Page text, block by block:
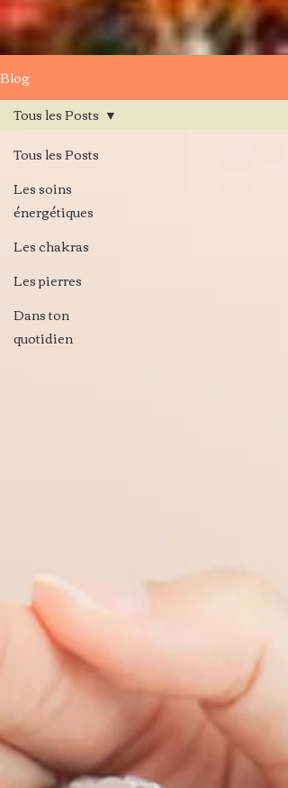
Blog
Tous les Posts
Les soins
énergétiques
Les chakras
Les pierres
Dans ton
quotidien
Tous les Posts